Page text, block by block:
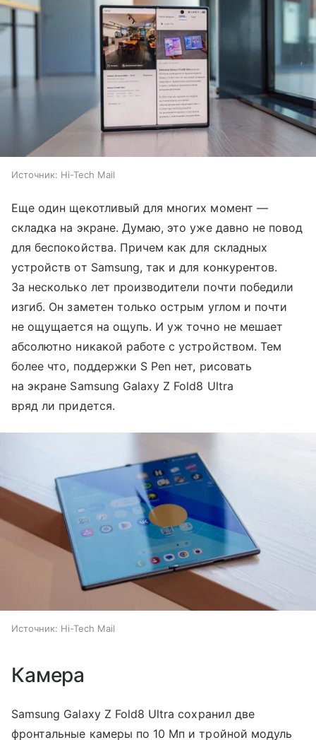
Источник: Hi-Tech Mail
Еще один щекотливый для многих момент —
складка на экране. Думаю, это уже давно не повод
для беспокойства. Причем как для складных
устройств от Samsung, так и для конкурентов.
За несколько лет производители почти победили
изгиб. Он заметен только острым углом и почти
не ощущается на ощупь. И уж точно не мешает
абсолютно никакой работе с устройством. Тем
более что, поддержки S Pen нет, рисовать
на экране Samsung Galaxy Z Fold8 Ultra
вряд ли придется.
Источник: Hi-Tech Mail
Камера
Samsung Galaxy Z Fold8 Ultra сохранил две
фронтальные камеры по 10 Мп и тройной модуль